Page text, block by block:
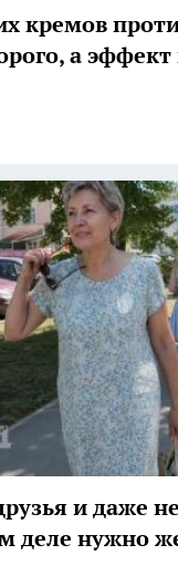
кремов
а эффект
и даже
деле нужно